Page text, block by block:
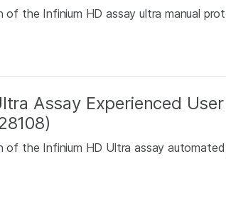
of the Infinium HD assay ultra manual
Assay Experienced
of the Infinium HD Ultra assay